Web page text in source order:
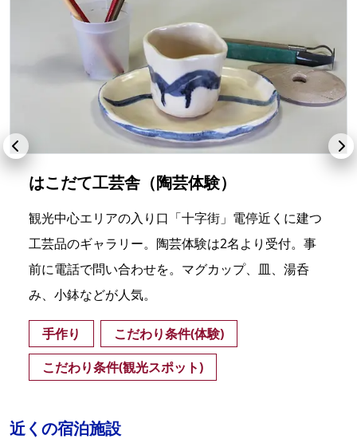
はこだて工芸舎（陶芸体験）
観光中心エリアの入り口「十字街」電停近くに建つ
工芸品のギャラリー。陶芸体験は2名より受付。事
前に電話で問い合わせを。マグカップ、皿、湯呑
み、小鉢などが人気。
手作り
こだわり条件(体験)
こだわり条件(観光スポット)
近くの宿泊施設